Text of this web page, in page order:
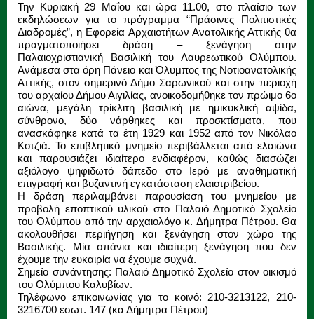
Την Κυριακή 29 Μαΐου και ώρα 11.00, στο πλαίσιο των
εκδηλώσεων για το πρόγραμμα “Πράσινες Πολιτιστικές
Διαδρομές”, η Εφορεία Αρχαιοτήτων Ανατολικής Αττικής θα
πραγματοποιήσει δράση – ξενάγηση στην
Παλαιοχριστιανική Βασιλική του Λαυρεωτικού Ολύμπου.
Ανάμεσα στα όρη Πάνειο και Όλυμπος της Νοτιοανατολικής
Αττικής, στον σημερινό Δήμο Σαρωνικού και στην περιοχή
του αρχαίου Δήμου Αιγιλίας, ανοικοδομήθηκε τον πρώιμο 6ο
αιώνα, μεγάλη τρίκλιτη βασιλική με ημικυκλική αψίδα,
σύνθρονο, δύο νάρθηκες και προσκτίσματα, που
ανασκάφηκε κατά τα έτη 1929 και 1952 από τον Νικόλαο
Κοτζιά. Το επιβλητικό μνημείο περιβάλλεται από ελαιώνα
και παρουσιάζει ιδιαίτερο ενδιαφέρον, καθώς διασώζει
αξιόλογο ψηφιδωτό δάπεδο στο Ιερό με αναθηματική
επιγραφή και βυζαντινή εγκατάσταση ελαιοτριβείου.
H δράση περιλαμβάνει παρουσίαση του μνημείου με
προβολή εποπτικού υλικού στο Παλαιό Δημοτικό Σχολείο
του Ολύμπου από την αρχαιολόγο κ. Δήμητρα Πέτρου. Θα
ακολουθήσει περιήγηση και ξενάγηση στον χώρο της
Βασιλικής. Μία σπάνια και ιδιαίτερη ξενάγηση που δεν
έχουμε την ευκαιρία να έχουμε συχνά.
Σημείο συνάντησης: Παλαιό Δημοτικό Σχολείο στον οικισμό
του Ολύμπου Καλυβίων.
Τηλέφωνο επικοινωνίας για το κοινό: 210-3213122, 210-
3216700 εσωτ. 147 (κα Δήμητρα Πέτρου)